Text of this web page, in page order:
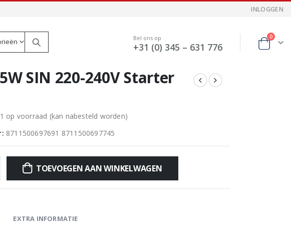
INLOGGEN
Bel ons op
+31 (0) 345 – 631 776
0
SIN 220-240V Starter
op voorraad (kan nabesteld worden)
8711500697691 8711500697745
TOEVOEGEN AAN WINKELWAGEN
EXTRA INFORMATIE